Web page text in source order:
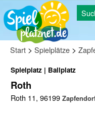
Start > Spielplätze >
Spielplatz | Ballplatz
Roth
Roth 11, 96199